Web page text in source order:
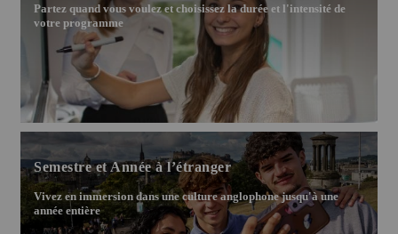
Partez quand vous voulez et choisissez la durée et l'intensité de
votre programme
Semestre et Année à l’étranger
Vivez en immersion dans une culture anglophone jusqu'à une
année entière